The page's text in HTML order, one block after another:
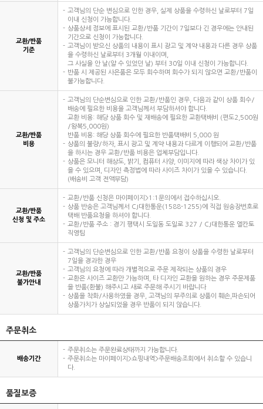
교환/반품
기준
고객님의 단순 변심으로 인한 경우, 실제 상품을 수령하신 날로부터 7일
이내 신청이 가능합니다.
상품상세 정보에 표시된 교환/반품 기간이 7일보다 긴 경우에는 안내된
기간으로 신청이 가능합니다.
고객님이 받으신 상품의 내용이 표시 광고 및 계약 내용과 다른 경우 상품
을 수령하신 날로부터 3개월 이내이며,
그 사실을 안 날(알 수 있었던 날) 부터 30일 이내 신청이 가능합니다.
반품 시 제공된 사은품은 모두 회수하며 회수가 되지 않으면 교환/반품이
불가능합니다.
교환/반품
비용
고객님의 단순변심으로 인한 교환/반품인 경우, 다음과 같이 상품 회수/
배송에 필요한 비용을 고객님께서 부담하셔야 합니다.
교환 비용: 해당 상품 회수 및 재배송에 필요한 교환택배비 (편도2,500원
/왕복5,000원)
반품 비용: 해당 상품 회수에 필요한 반품택배비 5,000 원
상품의 불량/하자, 표시 광고 및 계약 내용과 다르게 이행되어 교환/반품
을 하시는 경우 교환/반품 비용은 업체부담입니다.
상품은 모니터 해상도, 밝기, 컴퓨터 사양, 이미지에 따라 색상 차이가 있
을 수 있으며, 디자인 측정법에 따라 사이즈 차이가 있을 수 있습니다.
(배송비 고객 전액부담)
교환/반품
신청 및 주소
교환/반품 신청은 마이페이지>1:1문의에서 접수하십시오.
상품 반송은 고객님께서 CJ대한통운(1588-1255)에 직접 원송장번호로
택배 반품요청을 하셔야 합니다.
교환/반품 주소 : 경기 평택시 도일동 도일로 327 / CJ대한통운 엘칸토
직영팀
교환/반품
불가안내
고객님의 단순변심으로 인한 교환/반품 요청이 상품을 수령한 날로부터
7일을 경과한 경우
고객님의 요청에 따라 개별적으로 주문 제작되는 상품의 경우
교환은 사이즈 교환만 가능하며, 타 디자인 교환을 원하는 경우 주문제품
을 반품(환불) 해주시고 새로 주문해 주시기 바랍니다
상품을 착화/사용하였을 경우, 고객님의 부주의로 상품이 훼손,파손되어
상품가치가 상실되었을 경우 반품이 되지 않습니다.
주문취소
배송기간
주문취소는 주문완료상태까지 가능합니다.
주문취소는 마이페이지>쇼핑내역>주문배송조회에서 취소할 수 있습니
다.
품질보증